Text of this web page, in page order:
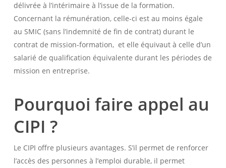
délivrée à l’intérimaire à l’issue de la formation.
Concernant la rémunération, celle-ci est au moins égale
au SMIC (sans l’indemnité de fin de contrat) durant le
contrat de mission-formation, et elle équivaut à celle d’un
salarié de qualification équivalente durant les périodes de
mission en entreprise.
Pourquoi faire appel au
CIPI ?
Le CIPI offre plusieurs avantages. S’il permet de renforcer
l’accès des personnes à l’emploi durable, il permet